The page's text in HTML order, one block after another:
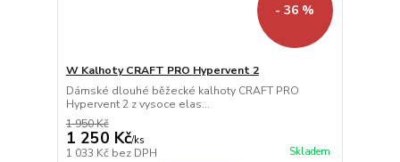
- 36 %
W Kalhoty CRAFT PRO Hypervent 2
Dámské dlouhé běžecké kalhoty CRAFT PRO
Hypervent 2 z vysoce elas...
1 950 Kč
1 250 Kč/ks
1 033 Kč bez DPH Skladem